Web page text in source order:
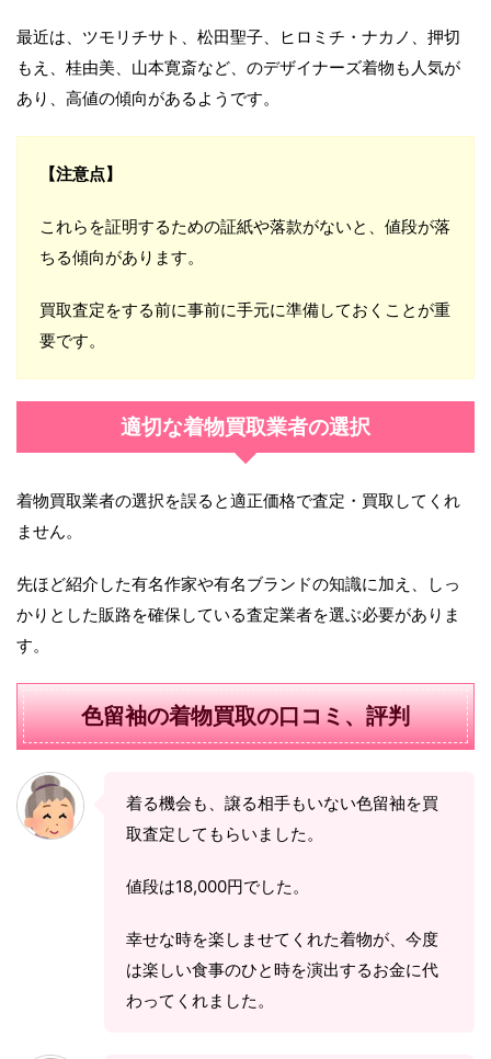
最近は、ツモリチサト、松田聖子、ヒロミチ・ナカノ、押切
もえ、桂由美、山本寛斎など、のデザイナーズ着物も人気が
あり、高値の傾向があるようです。
【注意点】
これらを証明するための証紙や落款がないと、値段が落
ちる傾向があります。
買取査定をする前に事前に手元に準備しておくことが重
要です。
適切な着物買取業者の選択
着物買取業者の選択を誤ると適正価格で査定・買取してくれ
ません。
先ほど紹介した有名作家や有名ブランドの知識に加え、しっ
かりとした販路を確保している査定業者を選ぶ必要がありま
す。
色留袖の着物買取の口コミ、評判
着る機会も、譲る相手もいない色留袖を買
取査定してもらいました。
値段は18,000円でした。
幸せな時を楽しませてくれた着物が、今度
は楽しい食事のひと時を演出するお金に代
わってくれました。